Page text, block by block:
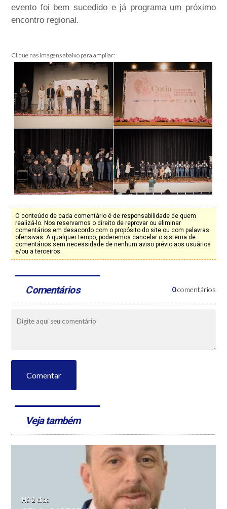
evento foi bem sucedido e já programa um próximo
encontro regional.
Clique nas imagens abaixo para ampliar:
O conteúdo de cada comentário é de responsabilidade de quem
realizá-lo. Nos reservamos o direito de reprovar ou eliminar
comentários em desacordo com o propósito do site ou com palavras
ofensivas. A qualquer tempo, poderemos cancelar o sistema de
comentários sem necessidade de nenhum aviso prévio aos usuários
e/ou a terceiros.
Comentários 0comentários
Comentar
Veja também
Há 2 dias